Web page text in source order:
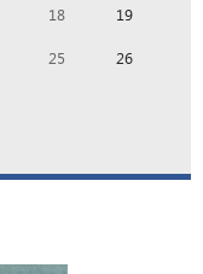
18 19
25 26